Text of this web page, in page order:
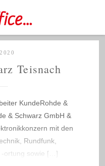
Teisnach
KundeRohde &
& Schwarz GmbH &
mit den
Rundfunk,
-ortung sowie […]